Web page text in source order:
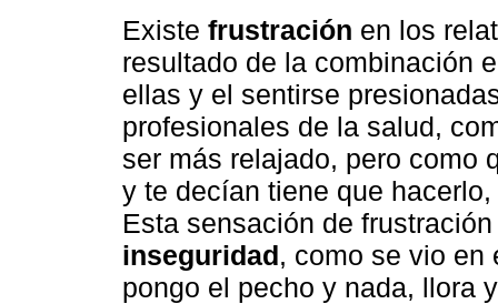
Existe frustración en los
resultado de la combinación
ellas y el sentirse
profesionales de la salud,
ser más relajado, pero como
y te decían tiene que
Esta sensación de
inseguridad, como se vio en
pongo el pecho y nada, llora